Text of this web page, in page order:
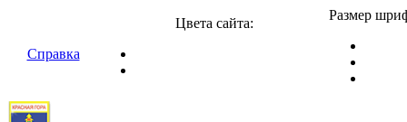
Справка
Цвета сайта:
Размер